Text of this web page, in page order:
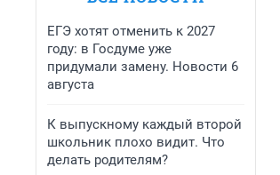
ЕГЭ хотят отменить к 2027
году: в Госдуме уже
придумали замену. Новости 6
августа
К выпускному каждый второй
школьник плохо видит. Что
делать родителям?